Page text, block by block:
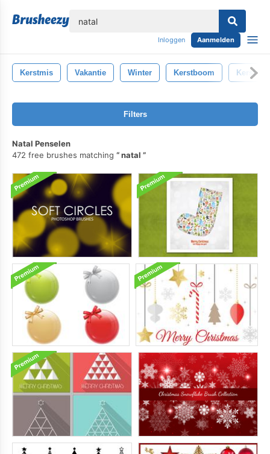
Inloggen Aanmelden
Kerstmis Vakantie Winter Kerstboom Kerst
Filters
Natal Penselen
472 free brushes matching
natal